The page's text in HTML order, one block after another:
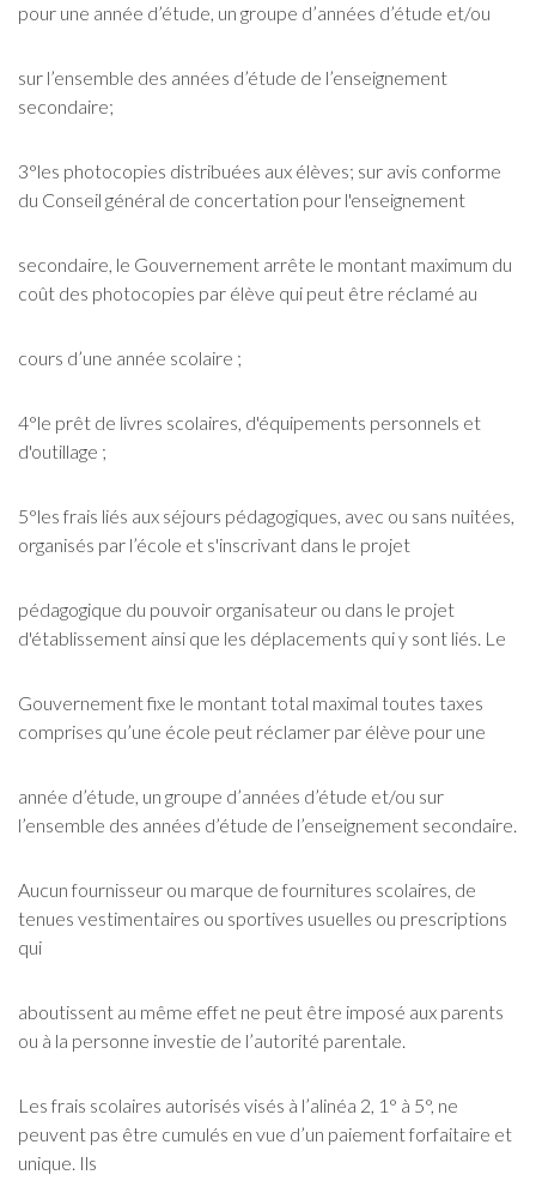
pour une année d’étude, un groupe d’années d’étude et/ou
sur l’ensemble des années d’étude de l’enseignement
secondaire;
3°les photocopies distribuées aux élèves; sur avis conforme
du Conseil général de concertation pour l'enseignement
secondaire, le Gouvernement arrête le montant maximum du
coût des photocopies par élève qui peut être réclamé au
cours d’une année scolaire ;
4°le prêt de livres scolaires, d'équipements personnels et
d'outillage ;
5°les frais liés aux séjours pédagogiques, avec ou sans nuitées,
organisés par l’école et s'inscrivant dans le projet
pédagogique du pouvoir organisateur ou dans le projet
d'établissement ainsi que les déplacements qui y sont liés. Le
Gouvernement fixe le montant total maximal toutes taxes
comprises qu’une école peut réclamer par élève pour une
année d’étude, un groupe d’années d’étude et/ou sur
l’ensemble des années d’étude de l’enseignement secondaire.
Aucun fournisseur ou marque de fournitures scolaires, de
tenues vestimentaires ou sportives usuelles ou prescriptions
qui
aboutissent au même effet ne peut être imposé aux parents
ou à la personne investie de l’autorité parentale.
Les frais scolaires autorisés visés à l’alinéa 2, 1° à 5°, ne
peuvent pas être cumulés en vue d’un paiement forfaitaire et
unique. Ils